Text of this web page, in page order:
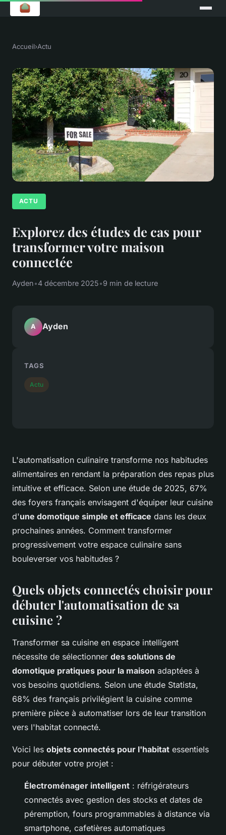
Accueil›Actu
ACTU
Explorez des études de cas pour
transformer votre maison
connectée
Ayden•4 décembre 2025•9 min de lecture
L'automatisation culinaire transforme nos habitudes
alimentaires en rendant la préparation des repas plus
intuitive et efficace. Selon une étude de 2025, 67%
des foyers français envisagent d'équiper leur cuisine
d'une domotique simple et efficace dans les deux
prochaines années. Comment transformer
progressivement votre espace culinaire sans
bouleverser vos habitudes ?
Quels objets connectés choisir pour
débuter l'automatisation de sa
cuisine ?
Transformer sa cuisine en espace intelligent
nécessite de sélectionner des solutions de
domotique pratiques pour la maison adaptées à
vos besoins quotidiens. Selon une étude Statista,
68% des français privilégient la cuisine comme
première pièce à automatiser lors de leur transition
vers l'habitat connecté.
Voici les objets connectés pour l'habitat essentiels
pour débuter votre projet :
Électroménager intelligent : réfrigérateurs
connectés avec gestion des stocks et dates de
péremption, fours programmables à distance via
smartphone, cafetières automatiques
A Ayden
TAGS
Actu